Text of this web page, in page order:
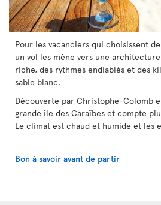
Pour les vacanciers qui choisissent
un vol les mène vers une
riche, des rythmes endiablés et des
sable blanc.
Découverte par Christophe-Colomb
grande île des Caraïbes et compte
Le climat est chaud et humide et les
Bon à savoir avant de partir